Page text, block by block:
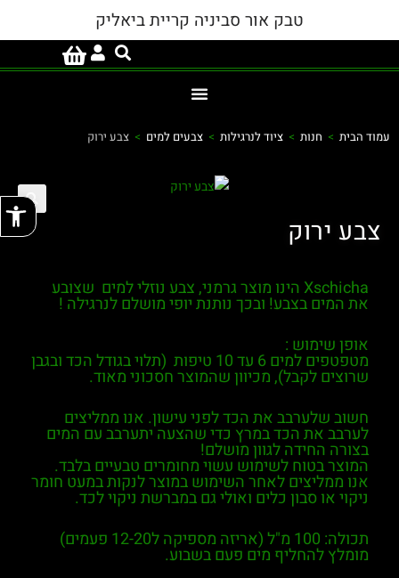
טבק אור סביניה קריית ביאליק
עמוד הבית > חנות > ציוד לנרגילות > צבעים למים > צבע ירוק
צבע ירוק
Xschichaהינו מוצר גרמני, צבע נוזלי למים שצובע
את המים בצבע! ובכך נותנת יופי מושלם לנרגילה !
אופן שימוש :
מטפטפים למים 6 עד 10 טיפות (תלוי בגודל הכד ובגבן
שרוצים לקבל), מכיוון שהמוצר חסכוני מאוד.
חשוב שלערבב את הכד לפני עישון. אנו ממליצים
לערבב את הכד במרץ כדי שהצעה יתערבב עם המים
בצורה החידה לגוון מושלם!
המוצר בטוח לשימוש עשוי מחומרים טבעיים בלבד.
אנו ממליצים לאחר השימוש במוצר לנקות במעט חומר
ניקוי או סבון כלים ואולי גם במברשת ניקוי לכד.
תכולה: 100 מ"ל (אריזה מספיקה ל12-20 פעמים)
מומלץ להחליף מים פעם בשבוע.